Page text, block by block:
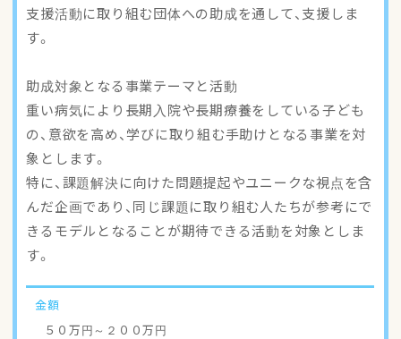
ご登録・お問い合わせ
支援活動に取り組む団体への助成を通して、支援しま
す。
助成対象となる事業テーマと活動
重い病気により長期入院や長期療養をしている子ども
の、意欲を高め、学びに取り組む手助けとなる事業を対
象とします。
特に、課題解決に向けた問題提起やユニークな視点を含
んだ企画であり、同じ課題に取り組む人たちが参考にで
きるモデルとなることが期待できる活動を対象としま
す。
金額
５０万円～２００万円